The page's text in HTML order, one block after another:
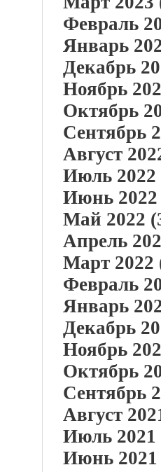
Февраль
Январь
Декабрь
Ноябрь
Октябрь
Сентябрь
Август
Июль 2022
Июнь 2022
Май 2022
Апрель
Март 2022
Февраль
Январь
Декабрь
Ноябрь
Октябрь
Сентябрь
Август
Июль 2021
Июнь 2021